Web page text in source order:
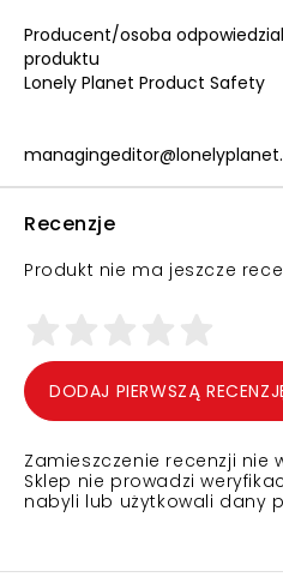
Producent/osoba
produktu
Lonely Planet Product Safety
Recenzje
Produkt nie ma jeszcze
DODAJ PIERWSZĄ
Zamieszczenie recenzji nie
Sklep nie prowadzi
nabyli lub użytkowali dany